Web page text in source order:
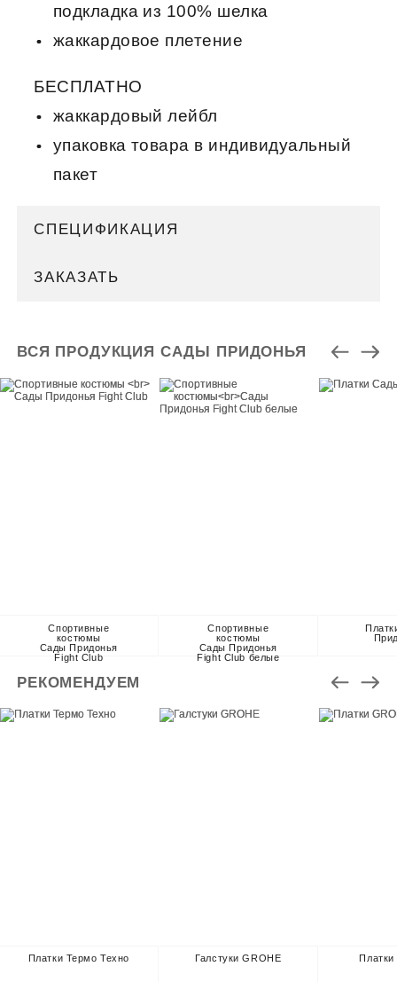
подкладка из 100% шелка
жаккардовое плетение
БЕСПЛАТНО
жаккардовый лейбл
упаковка товара в индивидуальный
пакет
СПЕЦИФИКАЦИЯ
ЗАКАЗАТЬ
ВСЯ ПРОДУКЦИЯ САДЫ ПРИДОНЬЯ
Спортивные
костюмы
Сады Придонья
Fight Club
Спортивные
костюмы
Сады Придонья
Fight Club белые
РЕКОМЕНДУЕМ
Платки Термо Техно Галстуки GROHE